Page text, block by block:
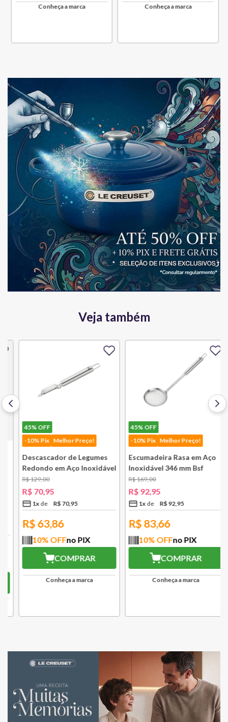
Conheça a marca Conheça a marca
Veja também
45%OFF
-10% Pix
Melhor Preço!
Descascador de Legumes
Redondo em Aço Inoxidável
131 mm Bsf
129,00
R$70,95
1x R$ 70,95
R$63,86
10% OFFno PIX
COMPRAR
Conheça a marca
45%OFF
-10% Pix
Melhor Preço!
Escumadeira Rasa em Aço
Inoxidável 346 mm Bsf
169,00
R$92,95
1x R$ 92,95
R$83,66
10% OFFno PIX
COMPRAR
Conheça a marca